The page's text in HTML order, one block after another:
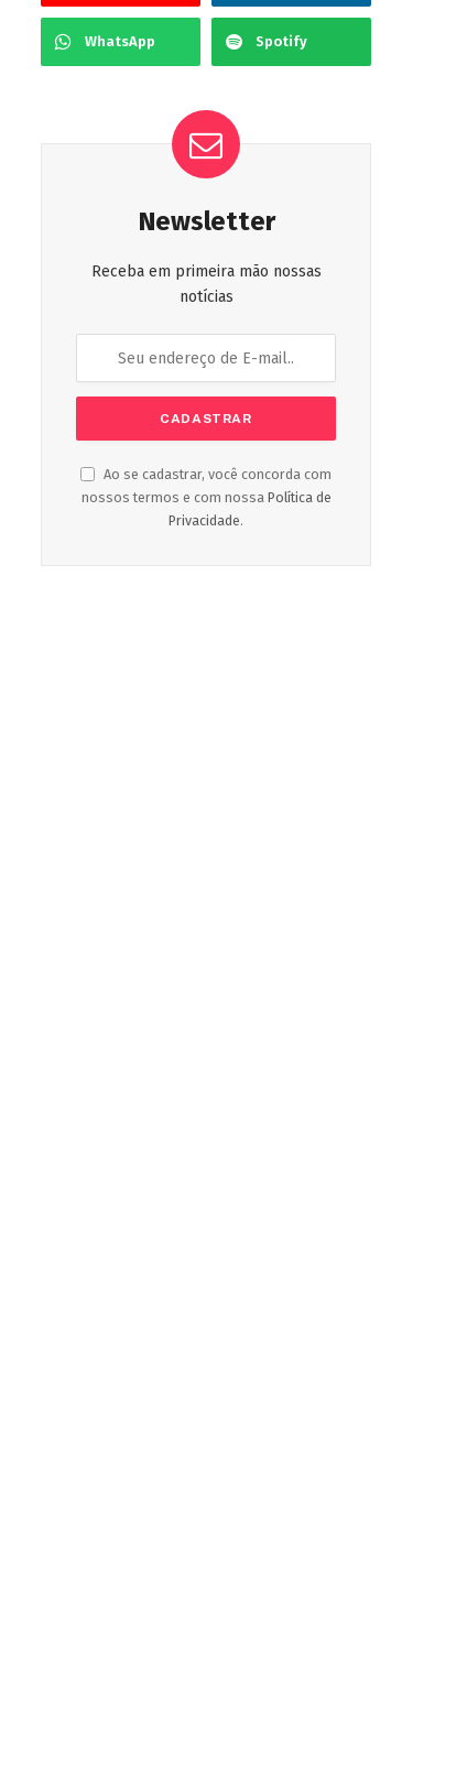
WhatsApp Spotify
Newsletter
Receba em primeira mão nossas
notícias
Ao se cadastrar, você concorda com
nossos termos e com nossa Política de
Privacidade.